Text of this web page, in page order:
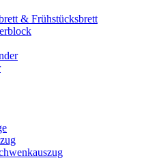
& Frühstücksbrett